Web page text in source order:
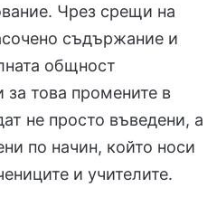
Чрез срещи на
съдържание и
общност
за това промените в
не просто въведени, а
по начин, който носи
и учителите.